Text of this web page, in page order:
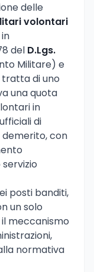
delle
volontari
in
del D.Lgs.
Militare) e
tratta di uno
una quota
in
di
con
posti banditi,
un solo
meccanismo
normativa